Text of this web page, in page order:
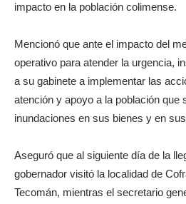
impacto en la población colimense.
Mencionó que ante el impacto del
operativo para atender la urgencia,
a su gabinete a implementar las
atención y apoyo a la población que
inundaciones en sus bienes y en
Aseguró que al siguiente día de la
gobernador visitó la localidad de
Tecomán, mientras el secretario